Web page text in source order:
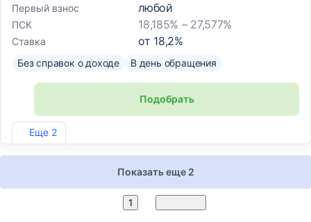
Еще 2
Первый взнос любой
ПСК 18,185% – 27,577%
Ставка от 18,2%
Без справок о доходе В день обращения
Подобрать
Лиц. №2275
Показать еще 2
1